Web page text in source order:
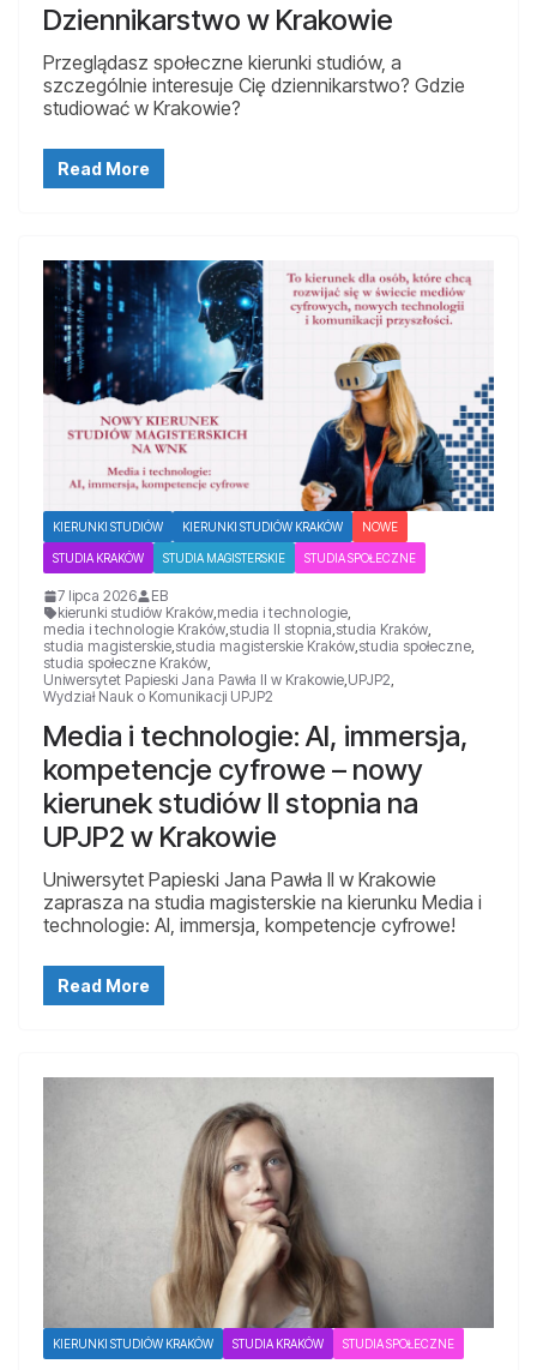
Dziennikarstwo w Krakowie
Przeglądasz społeczne kierunki studiów, a
szczególnie interesuje Cię dziennikarstwo? Gdzie
studiować w Krakowie?
Read More
KIERUNKI STUDIÓW KIERUNKI STUDIÓW KRAKÓW NOWE
STUDIA KRAKÓW STUDIA MAGISTERSKIE STUDIA SPOŁECZNE
7 lipca 2026
EB
kierunki studiów Kraków media i technologie
media i technologie Kraków studia II stopnia studia Kraków
studia magisterskie studia magisterskie Kraków studia społeczne
studia społeczne Kraków
Uniwersytet Papieski Jana Pawła II w Krakowie UPJP2
Wydział Nauk o Komunikacji UPJP2
Media i technologie: AI, immersja,
kompetencje cyfrowe – nowy
kierunek studiów II stopnia na
UPJP2 w Krakowie
Uniwersytet Papieski Jana Pawła II w Krakowie
zaprasza na studia magisterskie na kierunku Media i
technologie: AI, immersja, kompetencje cyfrowe!
Read More
KIERUNKI STUDIÓW KRAKÓW STUDIA KRAKÓW STUDIA SPOŁECZNE